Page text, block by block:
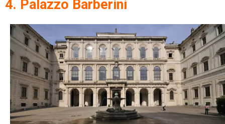
4. Palazzo Barberini